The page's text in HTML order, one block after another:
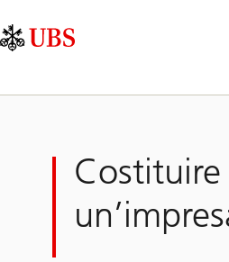
Area
principale
Costituire